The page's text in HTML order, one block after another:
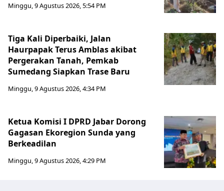
Minggu, 9 Agustus 2026, 5:54 PM
Tiga Kali Diperbaiki, Jalan
Haurpapak Terus Amblas akibat
Pergerakan Tanah, Pemkab
Sumedang Siapkan Trase Baru
Minggu, 9 Agustus 2026, 4:34 PM
Ketua Komisi I DPRD Jabar Dorong
Gagasan Ekoregion Sunda yang
Berkeadilan
Minggu, 9 Agustus 2026, 4:29 PM